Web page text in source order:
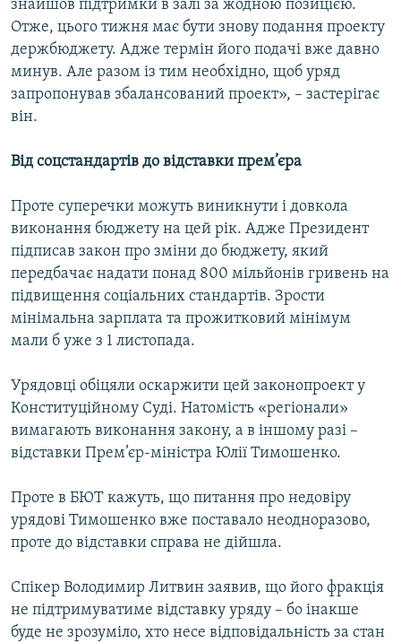
знайшов підтримки в залі за жодною позицією.
Отже, цього тижня має бути знову подання проекту
держбюджету. Адже термін його подачі вже давно
минув. Але разом із тим необхідно, щоб уряд
запропонував збалансований проект», – застерігає
він.
Від соцстандартів до відставки прем’єра
Проте суперечки можуть виникнути і довкола
виконання бюджету на цей рік. Адже Президент
підписав закон про зміни до бюджету, який
передбачає надати понад 800 мільйонів гривень на
підвищення соціальних стандартів. Зрости
мінімальна зарплата та прожитковий мінімум
мали б уже з 1 листопада.
Урядовці обіцяли оскаржити цей законопроект у
Конституційному Суді. Натомість «регіонали»
вимагають виконання закону, а в іншому разі –
відставки Прем’єр-міністра Юлії Тимошенко.
Проте в БЮТ кажуть, що питання про недовіру
урядові Тимошенко вже поставало неодноразово,
проте до відставки справа не дійшла.
Спікер Володимир Литвин заявив, що його фракція
не підтримуватиме відставку уряду – бо інакше
буде не зрозуміло, хто несе відповідальність за стан